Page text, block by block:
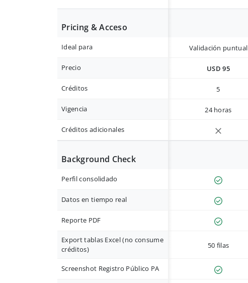
Pricing & Acceso
Ideal para Validación puntual
Precio USD 95
Créditos 5
Vigencia 24 horas
Créditos adicionales
Background Check
Perfil consolidado
Datos en tiempo real
Reporte PDF
Export tablas Excel (no consume
créditos)
50 filas
Screenshot Registro Público PA